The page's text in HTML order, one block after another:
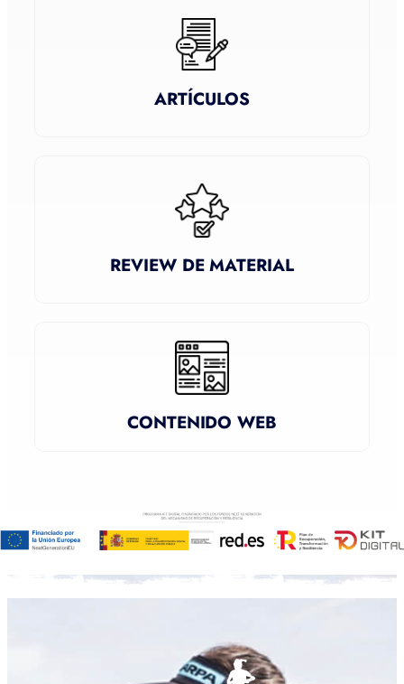
ARTÍCULOS
REVIEW DE MATERIAL
CONTENIDO WEB